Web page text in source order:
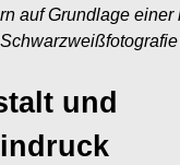
auf Grundlage einer
Schwarzweißfotografie
und